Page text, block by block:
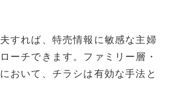
すれば、特売情報に敏感な主婦
ーチできます。ファミリー層・
おいて、チラシは有効な手法と